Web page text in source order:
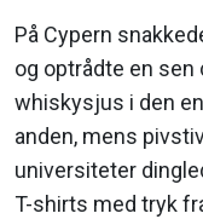
På Cypern
og optrådte en
whiskysjus i den
anden, mens
universiteter
T-shirts med tryk